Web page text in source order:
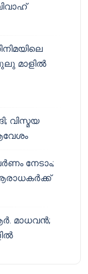
മാളിൽ
വിസ്മയ
നേടാം;
ആരാധകർക്ക്
മാധവൻ;